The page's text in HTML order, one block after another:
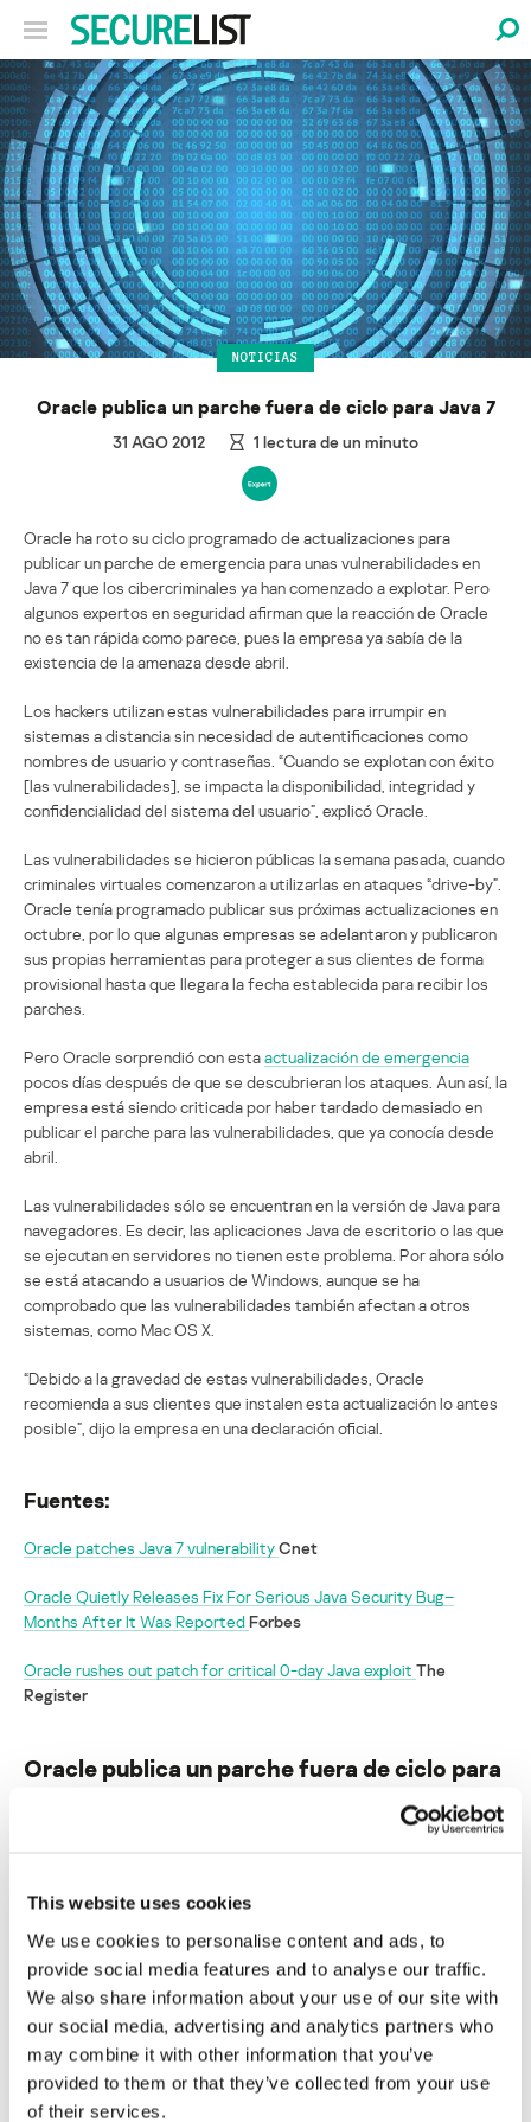
This website uses cookies
We use cookies to personalise content and ads, to
provide social media features and to analyse our traffic.
We also share information about your use of our site with
our social media, advertising and analytics partners who
may combine it with other information that you’ve
provided to them or that they’ve collected from your use
of their services.
NOTICIAS
Oracle publica un parche fuera de ciclo para Java 7
31 AGO 2012 1 lectura de un minuto
Oracle ha roto su ciclo programado de actualizaciones para
publicar un parche de emergencia para unas vulnerabilidades en
Java 7 que los cibercriminales ya han comenzado a explotar. Pero
algunos expertos en seguridad afirman que la reacción de Oracle
no es tan rápida como parece, pues la empresa ya sabía de la
existencia de la amenaza desde abril.
Los hackers utilizan estas vulnerabilidades para irrumpir en
sistemas a distancia sin necesidad de autentificaciones como
nombres de usuario y contraseñas. “Cuando se explotan con éxito
[las vulnerabilidades], se impacta la disponibilidad, integridad y
confidencialidad del sistema del usuario”, explicó Oracle.
Las vulnerabilidades se hicieron públicas la semana pasada, cuando
criminales virtuales comenzaron a utilizarlas en ataques “drive-by”.
Oracle tenía programado publicar sus próximas actualizaciones en
octubre, por lo que algunas empresas se adelantaron y publicaron
sus propias herramientas para proteger a sus clientes de forma
provisional hasta que llegara la fecha establecida para recibir los
parches.
Pero Oracle sorprendió con estaactualización de emergencia
pocos días después de que se descubrieran los ataques. Aun así, la
empresa está siendo criticada por haber tardado demasiado en
publicar el parche para las vulnerabilidades, que ya conocía desde
abril.
Las vulnerabilidades sólo se encuentran en la versión de Java para
navegadores. Es decir, las aplicaciones Java de escritorio o las que
se ejecutan en servidores no tienen este problema. Por ahora sólo
se está atacando a usuarios de Windows, aunque se ha
comprobado que las vulnerabilidades también afectan a otros
sistemas, como Mac OS X.
“Debido a la gravedad de estas vulnerabilidades, Oracle
recomienda a sus clientes que instalen esta actualización lo antes
posible”, dijo la empresa en una declaración oficial.
Fuentes:
Oracle patches Java 7 vulnerabilityCnet
Oracle Quietly Releases Fix For Serious Java Security Bug–
Months After It Was ReportedForbes
Oracle rushes out patch for critical 0-day Java exploit The
Register
Oracle publica un parche fuera de ciclo para
Nombre* Correo electrónico*